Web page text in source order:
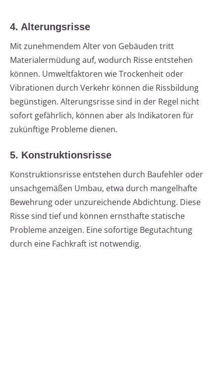
4. Alterungsrisse
Mit zunehmendem Alter von Gebäuden tritt
Materialermüdung auf, wodurch Risse entstehen
können. Umweltfaktoren wie Trockenheit oder
Vibrationen durch Verkehr können die Rissbildung
begünstigen. Alterungsrisse sind in der Regel nicht
sofort gefährlich, können aber als Indikatoren für
zukünftige Probleme dienen.
5. Konstruktionsrisse
Konstruktionsrisse entstehen durch Baufehler oder
unsachgemäßen Umbau, etwa durch mangelhafte
Bewehrung oder unzureichende Abdichtung. Diese
Risse sind tief und können ernsthafte statische
Probleme anzeigen. Eine sofortige Begutachtung
durch eine Fachkraft ist notwendig.